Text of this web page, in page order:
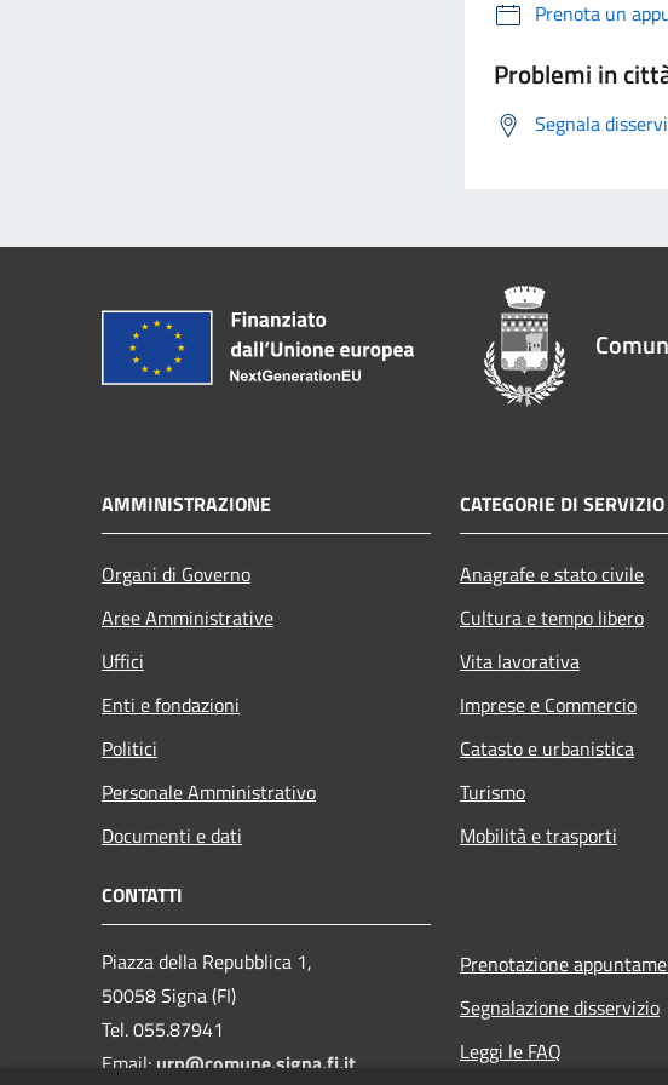
Prenota un
Problemi in
Segnala
AMMINISTRAZIONE
Organi di Governo
Aree Amministrative
Uffici
Enti e fondazioni
Politici
Personale Amministrativo
Documenti e dati
CATEGORIE DI SERVIZIO
Anagrafe e stato civile
Cultura e tempo libero
Vita lavorativa
Imprese e Commercio
Catasto e urbanistica
Turismo
Mobilità e trasporti
CONTATTI
Piazza della Repubblica 1,
50058 Signa (FI)
Tel. 055.87941
Email:urp@comune.signa.fi.it
Prenotazione
Segnalazione disservizio
Leggi le FAQ